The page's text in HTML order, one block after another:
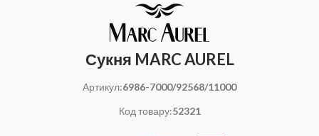
Сукня MARC AUREL
Артикул:6986-7000/92568/11000
Код товару:52321